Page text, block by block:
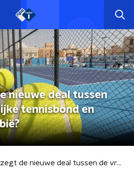
nieuwe deal tussen
tennisbond en
Wat zegt de nieuwe deal tussen de vrouwelijke tennisbond en Saoedi Arabië?